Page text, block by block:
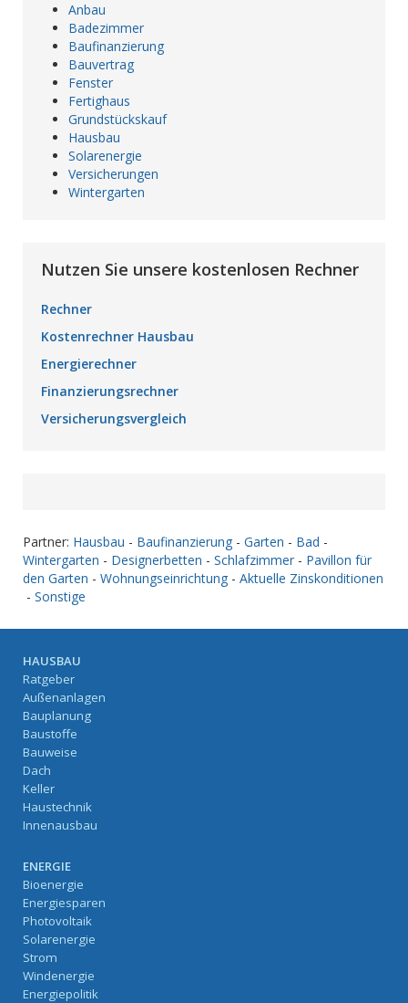
Anbau
Badezimmer
Baufinanzierung
Bauvertrag
Fenster
Fertighaus
Grundstückskauf
Hausbau
Solarenergie
Versicherungen
Wintergarten
Nutzen Sie unsere kostenlosen Rechner
Rechner
Kostenrechner Hausbau
Energierechner
Finanzierungsrechner
Versicherungsvergleich
Partner: Hausbau - Baufinanzierung - Garten - Bad -
Wintergarten - Designerbetten - Schlafzimmer - Pavillon für
den Garten - Wohnungseinrichtung - Aktuelle Zinskonditionen
- Sonstige
HAUSBAU
Ratgeber
Außenanlagen
Bauplanung
Baustoffe
Bauweise
Dach
Keller
Haustechnik
Innenausbau
ENERGIE
Bioenergie
Energiesparen
Photovoltaik
Solarenergie
Strom
Windenergie
Energiepolitik